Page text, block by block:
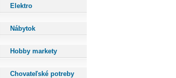
Elektro
Nábytok
Hobby markety
Chovateľské potreby